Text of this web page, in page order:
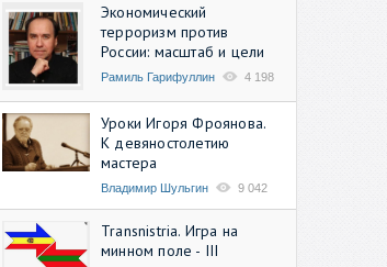
Экономический
терроризм против
России: масштаб и цели
Рамиль Гарифуллин 4 198
Уроки Игоря Фроянова.
К девяностолетию
мастера
Владимир Шульгин 9 042
Transnistria. Игра на
минном поле - III